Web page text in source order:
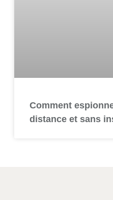
Comment
distance et sans